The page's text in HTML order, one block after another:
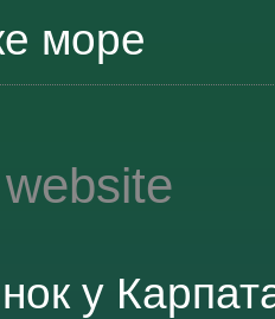
море
у